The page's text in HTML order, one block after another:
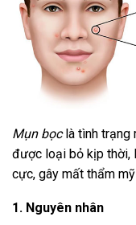
Mụn bọclà tình trạng
được loại bỏ kịp thời,
cực, gây mất thẩm mỹ
1. Nguyên nhân